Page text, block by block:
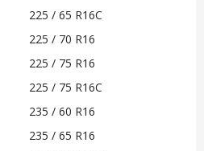
225 / 65 R16C
225 / 70 R16
225 / 75 R16
225 / 75 R16C
235 / 60 R16
235 / 65 R16